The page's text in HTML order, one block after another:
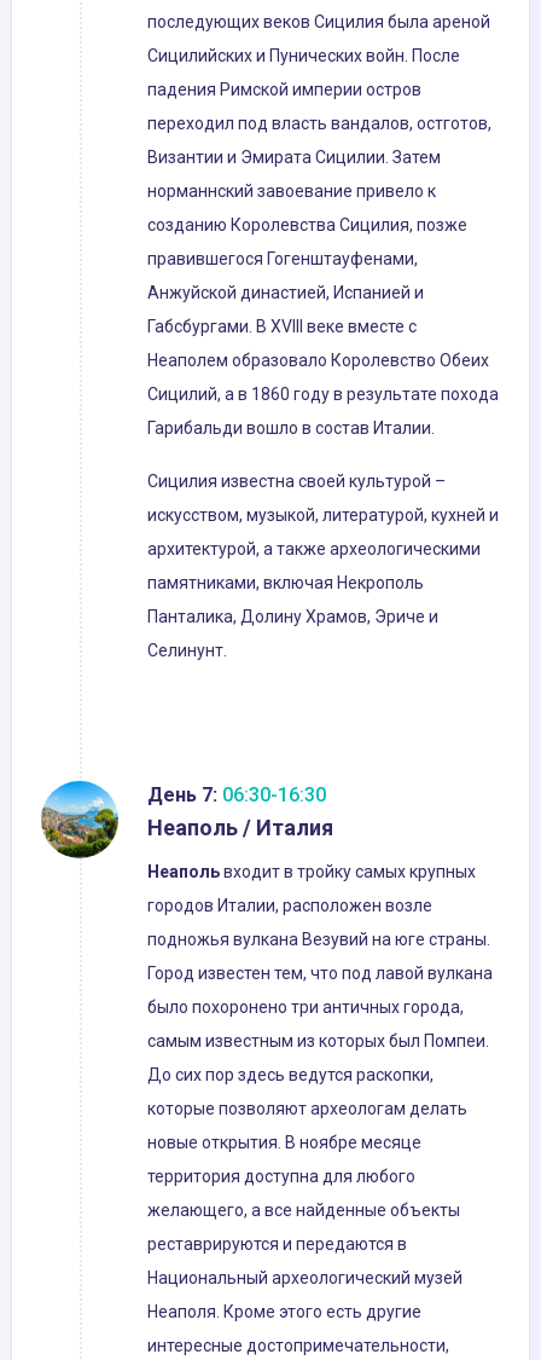
последующих веков Сицилия была ареной
Сицилийских и Пунических войн. После
падения Римской империи остров
переходил под власть вандалов, остготов,
Византии и Эмирата Сицилии. Затем
норманнский завоевание привело к
созданию Королевства Сицилия, позже
правившегося Гогенштауфенами,
Анжуйской династией, Испанией и
Габсбургами. В XVIII веке вместе с
Неаполем образовало Королевство Обеих
Сицилий, а в 1860 году в результате похода
Гарибальди вошло в состав Италии.
Сицилия известна своей культурой –
искусством, музыкой, литературой, кухней и
архитектурой, а также археологическими
памятниками, включая Некрополь
Панталика, Долину Храмов, Эриче и
Селинунт.
День 7: 06:30-16:30
Неаполь / Италия
Неапольвходит в тройку самых крупных
городов Италии, расположен возле
подножья вулкана Везувий на юге страны.
Город известен тем, что под лавой вулкана
было похоронено три античных города,
самым известным из которых был Помпеи.
До сих пор здесь ведутся раскопки,
которые позволяют археологам делать
новые открытия. В ноябре месяце
территория доступна для любого
желающего, а все найденные объекты
реставрируются и передаются в
Национальный археологический музей
Неаполя. Кроме этого есть другие
интересные достопримечательности,